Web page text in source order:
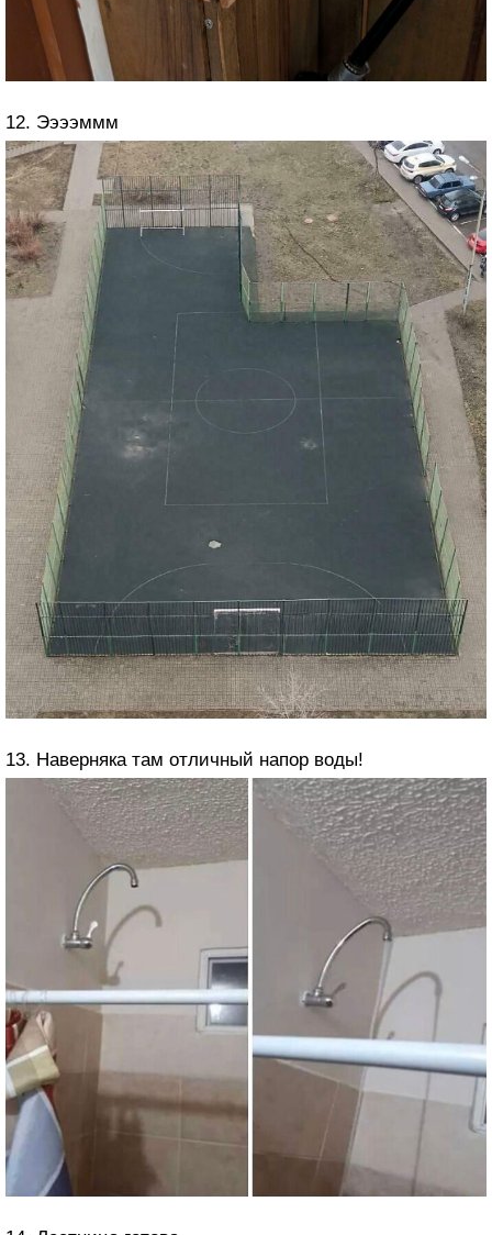
12. Ээээммм
13. Наверняка там отличный напор воды!